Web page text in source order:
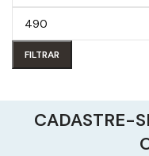
Slouchy
Streigh
Wide Leg
FILTRAR
CADASTRE-